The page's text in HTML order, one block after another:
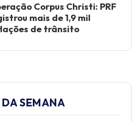
Corpus Christi: PRF
mais de 1,9 mil
de trânsito
SEMANA